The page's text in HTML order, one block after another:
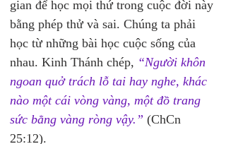
gian để học mọi thứ trong cuộc đời này
bằng phép thử và sai. Chúng ta phải
học từ những bài học cuộc sống của
nhau. Kinh Thánh chép, “Người khôn
ngoan quở trách lỗ tai hay nghe, khác
nào một cái vòng vàng, một đồ trang
sức bằng vàng ròng vậy.” (ChCn
25:12).